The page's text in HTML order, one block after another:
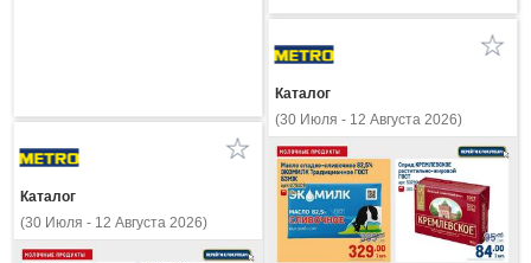
Каталог
(30 Июля - 12 Августа 2026)
Каталог
(30 Июля - 12 Августа 2026)